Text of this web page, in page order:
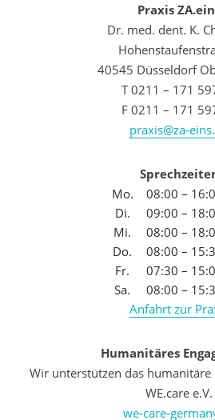
Praxis
Dr. med. dent. K.
40545 Düsseldorf
T 0211 – 171
F 0211 – 171
praxis@za-
Mo.
08:00 –
Di.
09:00 –
Mi.
08:00 –
Do.
08:00 –
Fr.
07:30 –
Sa.
08:00 –
Anfahrt zur
Humanitäres
Wir unterstützen das
WE.care e.V.
we-care-